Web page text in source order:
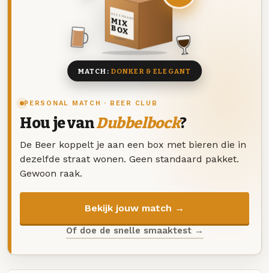
PERSONAL MATCH · BEER CLUB
Hou je vanDubbelbock?
De Beer koppelt je aan een box met bieren die in
dezelfde straat wonen. Geen standaard pakket.
Gewoon raak.
Bekijk jouw match →
Of doe de snelle smaaktest →
DEZE MAAND
MIX
BOX
8 BIEREN
MATCH: DONKER & ELEGANT